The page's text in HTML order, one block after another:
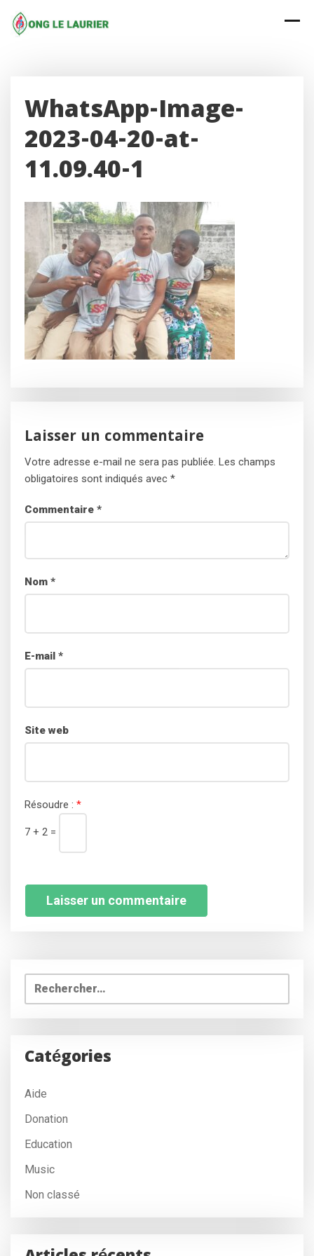
content
WhatsApp-Image-
2023-04-20-at-
11.09.40-1
Laisser un commentaire
Votre adresse e-mail ne sera pas publiée. Les champs
obligatoires sont indiqués avec *
Commentaire *
Nom *
E-mail *
Site web
Résoudre : *
7 + 2 =
Rechercher :
Catégories
Aide
Donation
Education
Music
Non classé